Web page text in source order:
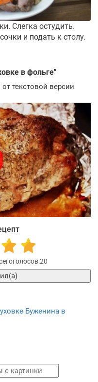
Слегка остудить.
и подать к столу.
в фольге"
текстовой версии
20
Буженина в